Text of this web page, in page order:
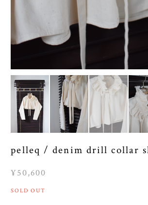
pelleq / denim drill collar
¥50,600
SOLD OUT